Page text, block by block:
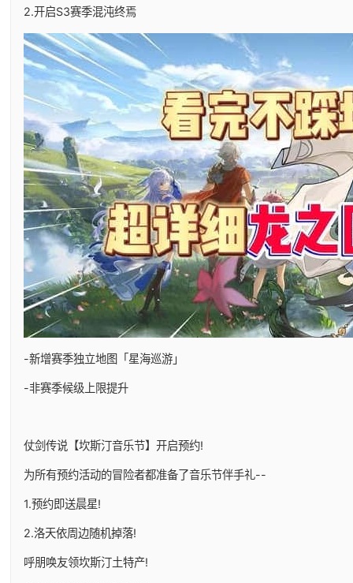
2.开启S3赛季混沌终焉
-新增赛季独立地图「星海巡游」
-非赛季候级上限提升
仗剑传说【坎斯汀音乐节】开启预约!
为所有预约活动的冒险者都准备了音乐节伴手礼--
1.预约即送晨星!
2.洛天依周边随机掉落!
呼朋唤友领坎斯汀土特产!